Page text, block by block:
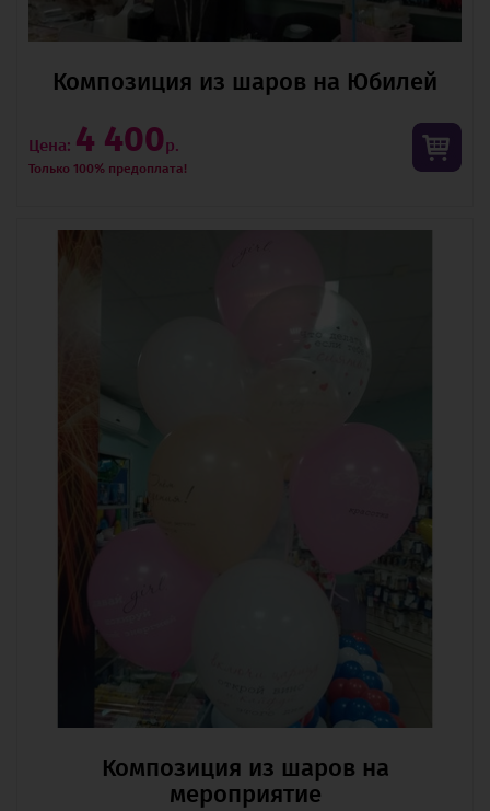
Композиция из шаров на Юбилей
Цена: 4 400р.
Только 100% предоплата!
Композиция из шаров на
мероприятие